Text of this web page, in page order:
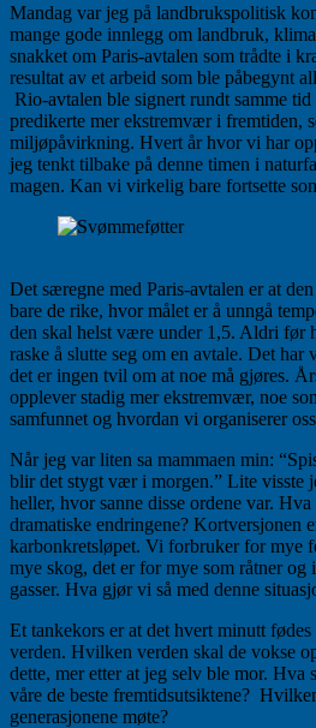
Mandag var jeg på landbrukspolitisk
mange gode innlegg om landbruk,
snakket om Paris-avtalen som trådte i
resultat av et arbeid som ble påbegynt
Rio-avtalen ble signert rundt samme
predikerte mer ekstremvær i fremtiden,
miljøpåvirkning. Hvert år hvor vi har
jeg tenkt tilbake på denne timen i
magen. Kan vi virkelig bare fortsette
Det særegne med Paris-avtalen er at
bare de rike, hvor målet er å unngå
den skal helst være under 1,5. Aldri før
raske å slutte seg om en avtale. Det
det er ingen tvil om at noe må gjøres.
opplever stadig mer ekstremvær, noe
samfunnet og hvordan vi organiserer
Når jeg var liten sa mammaen min:
blir det stygt vær i morgen.” Lite visste
heller, hvor sanne disse ordene var. Hva
dramatiske endringene? Kortversjonen
karbonkretsløpet. Vi forbruker for mye
mye skog, det er for mye som råtner
gasser. Hva gjør vi så med denne
Et tankekors er at det hvert minutt
verden. Hvilken verden skal de vokse
dette, mer etter at jeg selv ble mor. Hva
våre de beste fremtidsutsiktene?
generasjonene møte?